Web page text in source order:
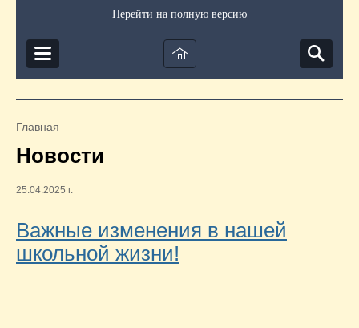
Перейти на полную версию
Главная
Новости
25.04.2025 г.
Важные изменения в нашей
школьной жизни!